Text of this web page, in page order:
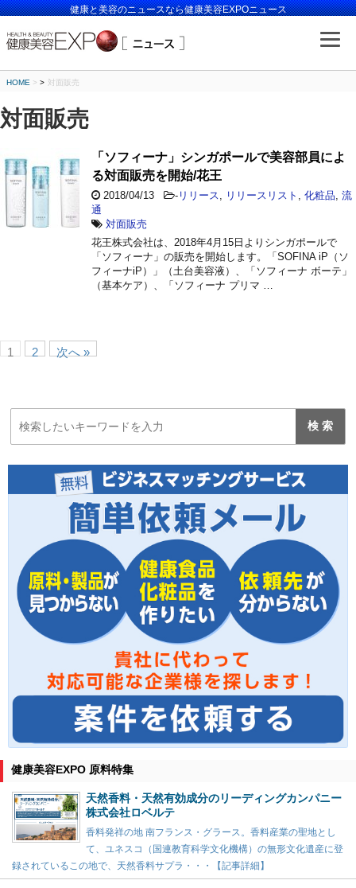
健康と美容のニュースなら健康美容EXPOニュース
HOME > 対面販売
対面販売
「ソフィーナ」シンガポールで美容部員によ
る対面販売を開始/花王
2018/04/13 - リリース リリースリスト 化粧品 流
通
対面販売
花王株式会社は、2018年4月15日よりシンガポールで
「ソフィーナ」の販売を開始します。「SOFINA iP（ソ
フィーナiP）」（土台美容液）、「ソフィーナ ボーテ」
（基本ケア）、「ソフィーナ プリマ …
1 2 次へ »
健康美容EXPO 原料特集
天然香料・天然有効成分のリーディングカンパニー
株式会社ロベルテ
香料発祥の地 南フランス・グラース。香料産業の聖地とし
て、ユネスコ（国連教育科学文化機構）の無形文化遺産に登
録されているこの地で、天然香料サプラ・・・【記事詳細】